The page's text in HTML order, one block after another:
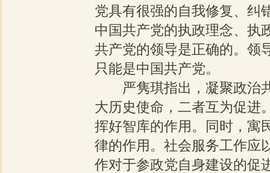
党具有很强的自我修复、纠
中国共产党的执政理念、执
共产党的领导是正确的。领
只能是中国共产党。
严隽琪指出，凝聚政治共
大历史使命，二者互为促进
挥好智库的作用。同时，寓
律的作用。社会服务工作应
作对于参政党自身建设的促